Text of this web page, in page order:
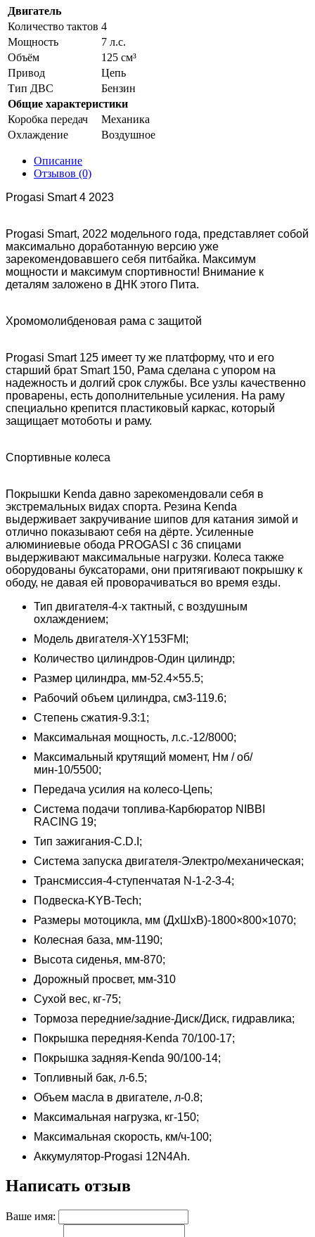
Двигатель
Количество тактов 4
Мощность
7 л.c.
Объём
125 см³
Привод
Цепь
Тип ДВС
Бензин
Общие характеристики
Коробка передач
Механика
Охлаждение
Воздушное
Описание
Отзывов (0)
Progasi Smart 4 2023
Progasi Smart, 2022 модельного года, представляет собой
максимально доработанную версию уже
зарекомендовавшего себя питбайка. Максимум
мощности и максимум спортивности! Внимание к
деталям заложено в ДНК этого Пита.
Хромомолибденовая рама с защитой
Progasi Smart 125 имеет ту же платформу, что и его
старший брат Smart 150, Рама сделана с упором на
надежность и долгий срок службы. Все узлы качественно
проварены, есть дополнительные усиления. На раму
специально крепится пластиковый каркас, который
защищает мотоботы и раму.
Спортивные колеса
Покрышки Kenda давно зарекомендовали себя в
экстремальных видах спорта. Резина Kenda
выдерживает закручивание шипов для катания зимой и
отлично показывают себя на дёрте. Усиленные
алюминиевые обода PROGASI с 36 спицами
выдерживают максимальные нагрузки. Колеса также
оборудованы буксаторами, они притягивают покрышку к
ободу, не давая ей проворачиваться во время езды.
Тип двигателя-4-х тактный, с воздушным
охлаждением;
Модель двигателя-XY153FMI;
Количество цилиндров-Один цилиндр;
Размер цилиндра, мм-52.4×55.5;
Рабочий объем цилиндра, см3-119.6;
Степень сжатия-9.3:1;
Максимальная мощность, л.с.-12/8000;
Максимальный крутящий момент, Нм / об/
мин-10/5500;
Передача усилия на колесо-Цепь;
Система подачи топлива-Карбюратор NIBBI
RACING 19;
Тип зажигания-C.D.I;
Система запуска двигателя-Электро/механическая;
Трансмиссия-4-ступенчатая N-1-2-3-4;
Подвеска-KYB-Tech;
Размеры мотоцикла, мм (ДхШхВ)-1800×800×1070;
Колесная база, мм-1190;
Высота сиденья, мм-870;
Дорожный просвет, мм-310
Сухой вес, кг-75;
Тормоза передние/задние-Диск/Диск, гидравлика;
Покрышка передняя-Kenda 70/100-17;
Покрышка задняя-Kenda 90/100-14;
Топливный бак, л-6.5;
Объем масла в двигателе, л-0.8;
Максимальная нагрузка, кг-150;
Максимальная скорость, км/ч-100;
Аккумулятор-Progasi 12N4Ah.
Написать отзыв
Ваше имя: